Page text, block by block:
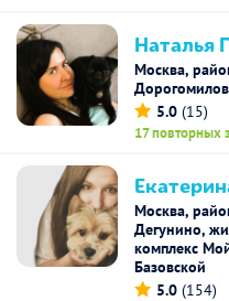
Наталья
Москва,
5.0 (15)
17 повторных
Москва,
Дегунино,
комплекс
Базовской
5.0 (154)